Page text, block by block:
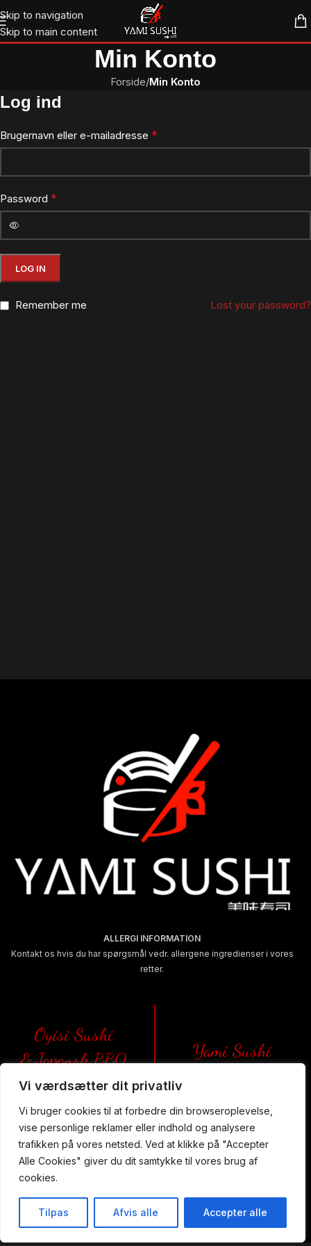
Vi værdsætter dit privatliv
Vi bruger cookies til at forbedre din browseroplevelse,
vise personlige reklamer eller indhold og analysere
trafikken på vores netsted. Ved at klikke på "Accepter
Alle Cookies" giver du dit samtykke til vores brug af
cookies.
Tilpas Afvis alle Accepter alle
Skip to navigation
Skip to main content
Min Konto
Forside/Min Konto
Log ind
Brugernavn eller e-mailadresse *
Password *
LOG IN
Lost your password?
Remember me
ALLERGI INFORMATION
Kontakt os hvis du har spørgsmål vedr. allergene ingredienser i vores
retter.
Oyisi Sushi
& Japansk BBQ
Aalborg
Alexander Foss Gade 11
9000 Aalborg
+45 61 46 09 88
oyisi9000@gmail.com
Læs mere
Yami Sushi
Nørre Allé 72
8000 Aarhus C
+45 61 46 37 40
oyisi8000@gmail.com